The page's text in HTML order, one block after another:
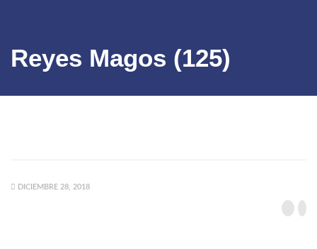
Reyes Magos (125)
DICIEMBRE 28, 2018